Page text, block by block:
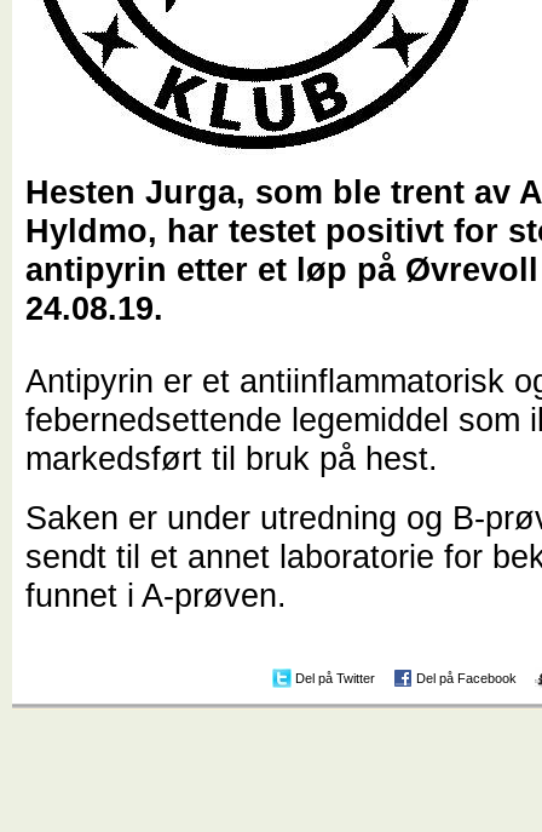
Hesten Jurga, som ble trent av
Hyldmo, har testet positivt for
antipyrin etter et løp på
24.08.19.
Antipyrin er et antiinflammatorisk
febernedsettende legemiddel som
markedsført til bruk på hest.
Saken er under utredning og B-
sendt til et annet laboratorie for
funnet i A-prøven.
Del på Twitter Del på Facebook